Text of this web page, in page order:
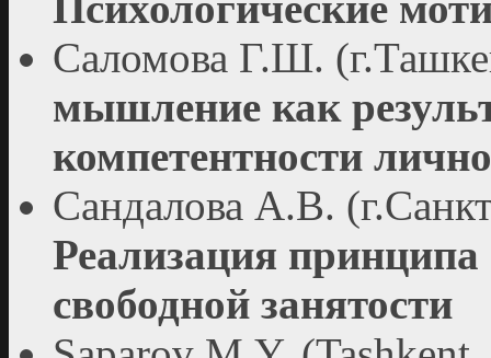
Саломова Г.Ш.
мышление как
компетентности
Сандалова А.В.
Реализация принципа
свободной занятости